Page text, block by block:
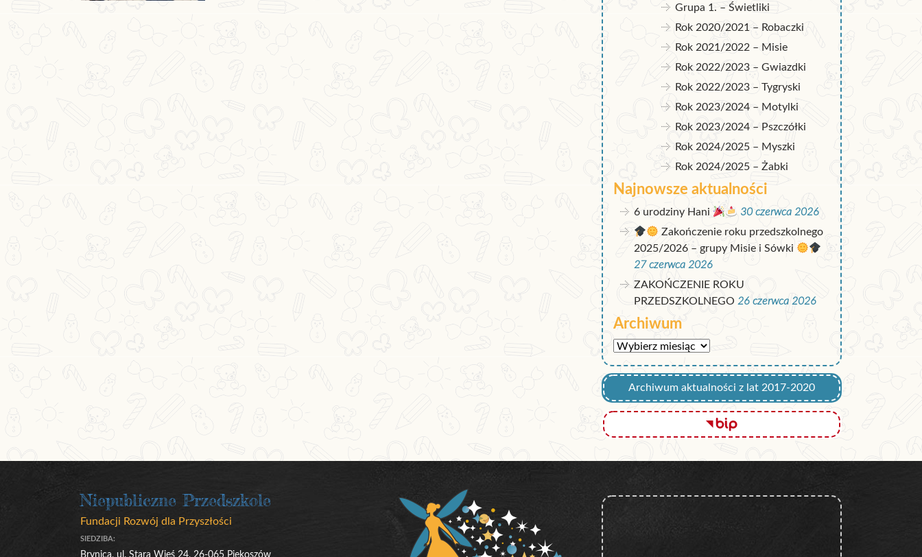
Grupa 1. – Świetliki
Rok 2020/2021 – Robaczki
Rok 2021/2022 – Misie
Rok 2022/2023 – Gwiazdki
Rok 2022/2023 – Tygryski
Rok 2023/2024 – Motylki
Rok 2023/2024 – Pszczółki
Rok 2024/2025 – Myszki
Rok 2024/2025 – Żabki
Najnowsze aktualności
6 urodziny Hani
30 czerwca 2026
Zakończenie roku przedszkolnego
2025/2026 – grupy Misie i Sówki
27 czerwca 2026
ZAKOŃCZENIE ROKU
PRZEDSZKOLNEGO 26 czerwca 2026
Archiwum
Archiwum
Archiwum aktualności z lat 2017-2020
Niepubliczne Przedszkole
Fundacji Rozwój dla Przyszłości
SIEDZIBA:
Brynica, ul. Stara Wieś 24, 26-065 Piekoszów